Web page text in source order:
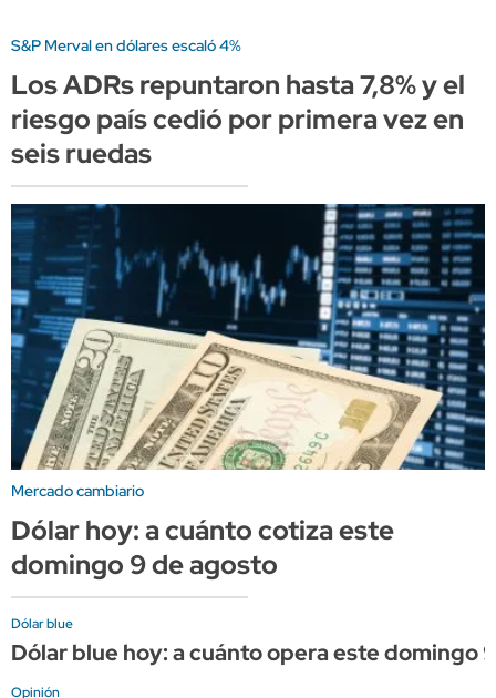
S&P Merval en dólares escaló 4%
Los ADRs repuntaron hasta 7,8% y el
riesgo país cedió por primera vez en
seis ruedas
Mercado cambiario
Dólar hoy: a cuánto cotiza este
domingo 9 de agosto
Dólar blue
Dólar blue hoy: a cuánto opera este domingo
Opinión